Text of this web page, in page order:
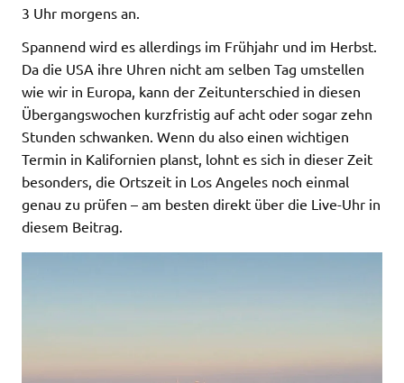
3 Uhr morgens an.
Spannend wird es allerdings im Frühjahr und im Herbst.
Da die USA ihre Uhren nicht am selben Tag umstellen
wie wir in Europa, kann der Zeitunterschied in diesen
Übergangswochen kurzfristig auf acht oder sogar zehn
Stunden schwanken. Wenn du also einen wichtigen
Termin in Kalifornien planst, lohnt es sich in dieser Zeit
besonders, die Ortszeit in Los Angeles noch einmal
genau zu prüfen – am besten direkt über die Live-Uhr in
diesem Beitrag.